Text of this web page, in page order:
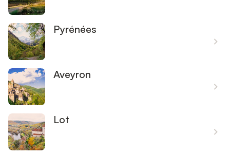
Pyrénées
Aveyron
Lot